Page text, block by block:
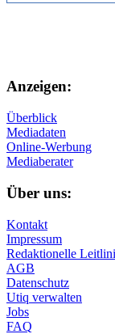
Anzeigen:
Überblick
Mediadaten
Online-Werbung
Mediaberater
Über uns:
Kontakt
Impressum
Redaktionelle
AGB
Datenschutz
Utiq verwalten
Jobs
FAQ